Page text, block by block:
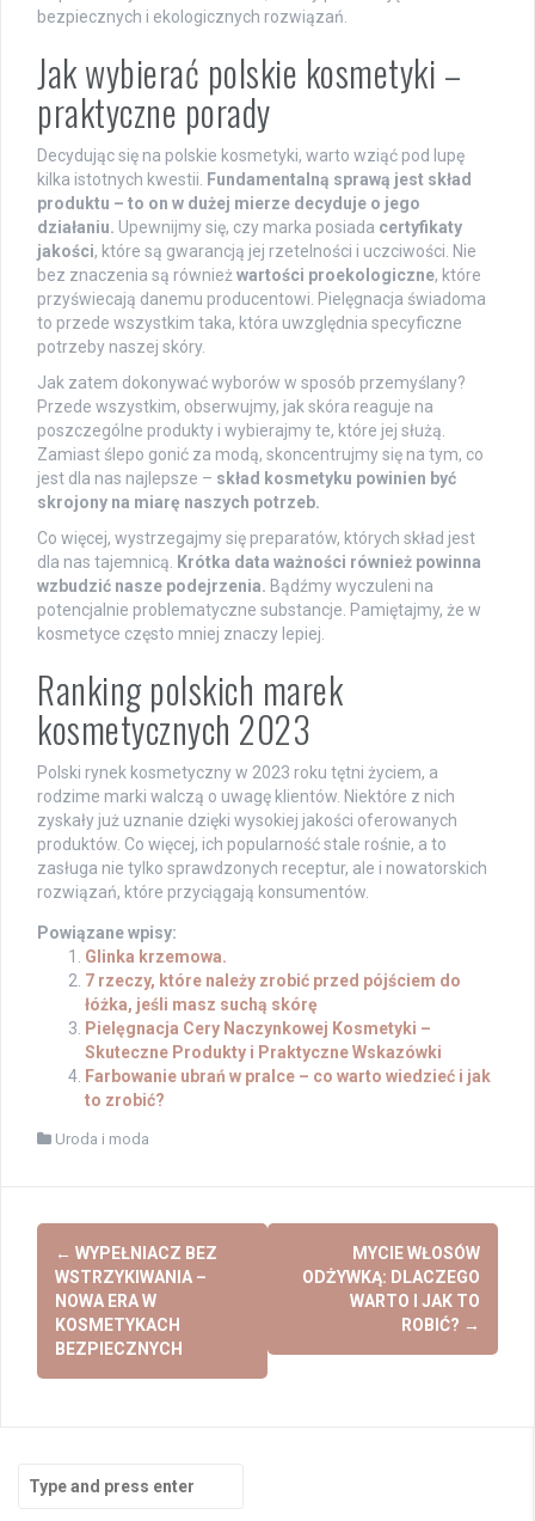
bezpiecznych i ekologicznych rozwiązań.
Jak wybierać polskie kosmetyki –
praktyczne porady
Decydując się na polskie kosmetyki, warto wziąć pod lupę
kilka istotnych kwestii.
Fundamentalną sprawą jest skład
produktu – to on w dużej mierze decyduje o jego
działaniu. Upewnijmy się, czy marka posiada certyfikaty
jakości, które są gwarancją jej rzetelności i uczciwości. Nie
bez znaczenia są również wartości proekologiczne, które
przyświecają danemu producentowi. Pielęgnacja świadoma
to przede wszystkim taka, która uwzględnia specyficzne
potrzeby naszej skóry.
Jak zatem dokonywać wyborów w sposób przemyślany?
Przede wszystkim, obserwujmy, jak skóra reaguje na
poszczególne produkty i wybierajmy te, które jej służą.
Zamiast ślepo gonić za modą, skoncentrujmy się na tym, co
jest dla nas najlepsze – skład kosmetyku powinien być
skrojony na miarę naszych potrzeb.
Co więcej, wystrzegajmy się preparatów, których skład jest
dla nas tajemnicą.
Krótka data ważności również powinna
wzbudzić nasze podejrzenia. Bądźmy wyczuleni na
potencjalnie problematyczne substancje. Pamiętajmy, że w
kosmetyce często mniej znaczy lepiej.
Ranking polskich marek
kosmetycznych 2023
Polski rynek kosmetyczny w 2023 roku tętni życiem, a
rodzime marki walczą o uwagę klientów. Niektóre z nich
zyskały już uznanie dzięki wysokiej jakości oferowanych
produktów. Co więcej, ich popularność stale rośnie, a to
zasługa nie tylko sprawdzonych receptur, ale i nowatorskich
rozwiązań, które przyciągają konsumentów.
Powiązane wpisy:
Glinka krzemowa.
7 rzeczy, które należy zrobić przed pójściem do
łóżka, jeśli masz suchą skórę
Pielęgnacja Cery Naczynkowej Kosmetyki –
Skuteczne Produkty i Praktyczne Wskazówki
Farbowanie ubrań w pralce – co warto wiedzieć i jak
to zrobić?
Uroda i moda
Post
navigation
← WYPEŁNIACZ BEZ
WSTRZYKIWANIA –
NOWA ERA W
KOSMETYKACH
BEZPIECZNYCH
MYCIE WŁOSÓW
ODŻYWKĄ: DLACZEGO
WARTO I JAK TO
ROBIĆ? →
for: